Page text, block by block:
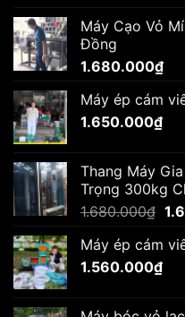
Máy Cạo Vỏ
Đồng
1.680.000₫
Máy ép cám
1.650.000₫
Thang Máy
Trọng 300kg
1.680.000₫
là:
Máy ép cám
1.560.000₫